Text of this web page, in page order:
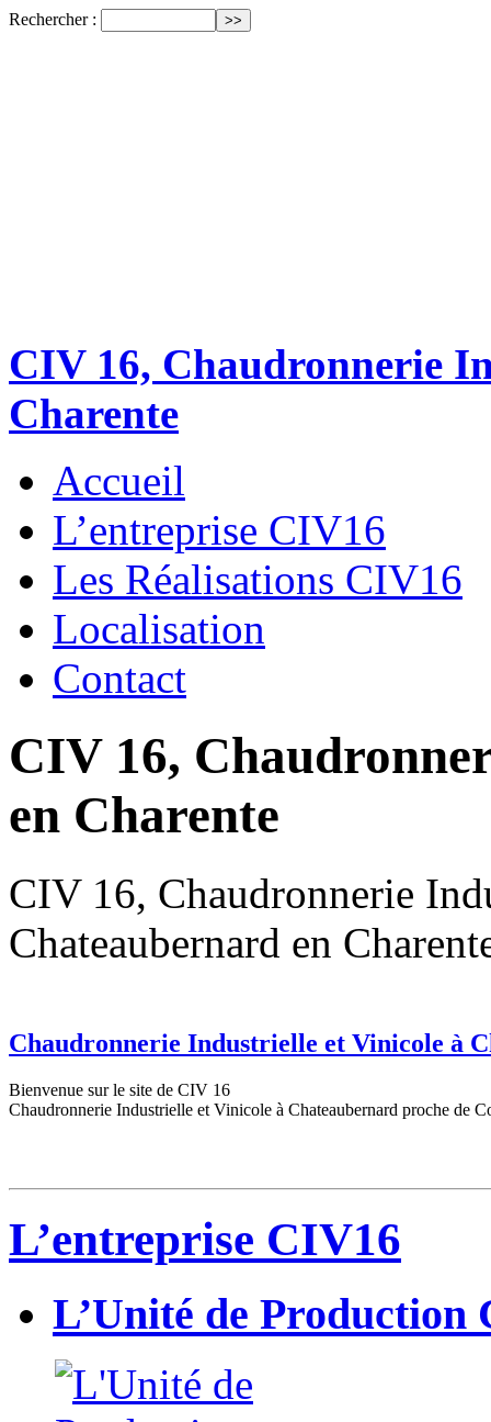
Rechercher :
CIV 16, Chaudronnerie
Charente
Accueil
L’entreprise CIV16
Les Réalisations CIV16
Localisation
Contact
CIV 16,
en Charente
CIV 16, Chaudronnerie
Chateaubernard en
Chaudronnerie Industrielle et Vinicole à
Bienvenue sur le site de CIV 16
Chaudronnerie Industrielle et Vinicole à Chateaubernard proche de
L’entreprise CIV16
L’Unité de Production